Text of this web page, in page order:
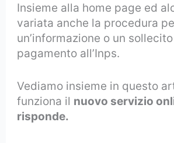
Insieme alla home page ed
variata anche la procedura
un’informazione o un
pagamento all’Inps.
Vediamo insieme in questo
funziona il nuovo servizio
risponde.